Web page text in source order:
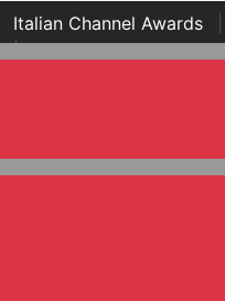
Italian Channel Awards
| ...